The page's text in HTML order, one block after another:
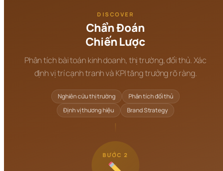
DISCOVER
Chẩn Đoán
Chiến Lược
Phân tích bài toán kinh doanh, thị trường, đối thủ. Xác
định vị trí cạnh tranh và KPI tăng trưởng rõ ràng.
Nghiên cứu thị trường
Phân tích đối thủ
Định vị thương hiệu
Brand Strategy
BƯỚC 2